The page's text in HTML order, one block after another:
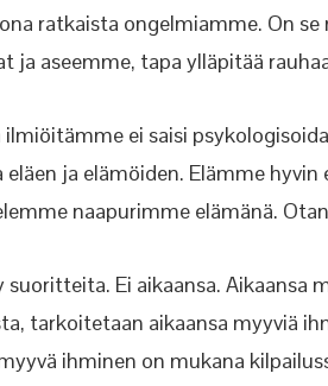
ratkaista ongelmiamme. On
ja aseemme, tapa ylläpitää
ilmiöitämme ei saisi
ja elämöiden. Elämme
naapurimme elämänä.
Ei aikaansa. Aikaansa
tarkoitetaan aikaansa myyviä
ihminen on mukana